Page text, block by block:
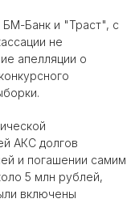
Банк и "Траст", с
не
апелляции о
АКС долгов
и погашении самим
5 млн рублей,
включены